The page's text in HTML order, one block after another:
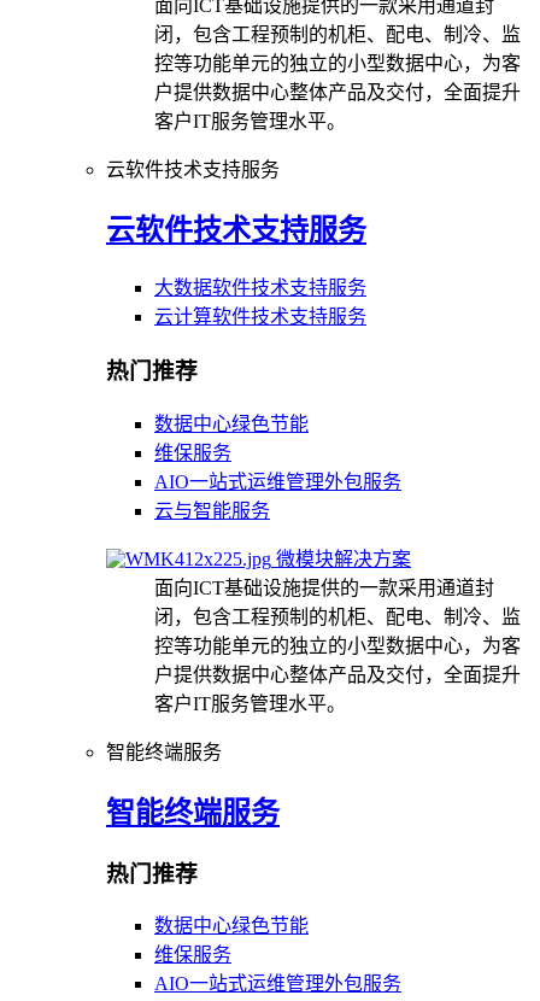
面向ICT基础设施提供的一款采用通道封
闭，包含工程预制的机柜、配电、制冷、监
控等功能单元的独立的小型数据中心，为客
户提供数据中心整体产品及交付，全面提升
客户IT服务管理水平。
云软件技术支持服务
云软件技术支持服务
大数据软件技术支持服务
云计算软件技术支持服务
热门推荐
数据中心绿色节能
维保服务
AIO一站式运维管理外包服务
云与智能服务
微模块解决方案
面向ICT基础设施提供的一款采用通道封
闭，包含工程预制的机柜、配电、制冷、监
控等功能单元的独立的小型数据中心，为客
户提供数据中心整体产品及交付，全面提升
客户IT服务管理水平。
智能终端服务
智能终端服务
热门推荐
数据中心绿色节能
维保服务
AIO一站式运维管理外包服务